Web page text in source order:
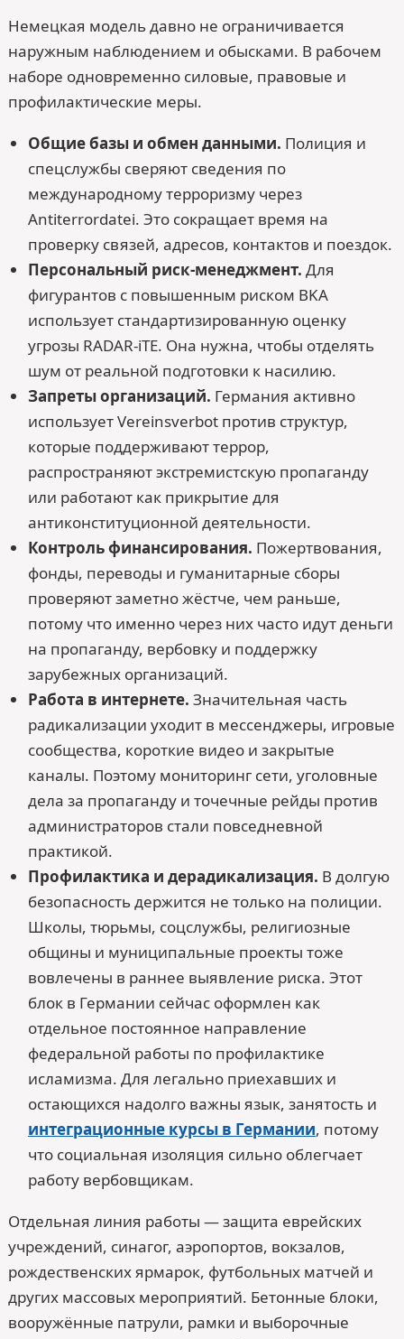
Немецкая модель давно не ограничивается
наружным наблюдением и обысками. В рабочем
наборе одновременно силовые, правовые и
профилактические меры.
Общие базы и обмен данными. Полиция и
спецслужбы сверяют сведения по
международному терроризму через
Antiterrordatei. Это сокращает время на
проверку связей, адресов, контактов и поездок.
Персональный риск-менеджмент. Для
фигурантов с повышенным риском BKA
использует стандартизированную оценку
угрозы RADAR-iTE. Она нужна, чтобы отделять
шум от реальной подготовки к насилию.
Запреты организаций. Германия активно
использует Vereinsverbot против структур,
которые поддерживают террор,
распространяют экстремистскую пропаганду
или работают как прикрытие для
антиконституционной деятельности.
Контроль финансирования. Пожертвования,
фонды, переводы и гуманитарные сборы
проверяют заметно жёстче, чем раньше,
потому что именно через них часто идут деньги
на пропаганду, вербовку и поддержку
зарубежных организаций.
Работа в интернете. Значительная часть
радикализации уходит в мессенджеры, игровые
сообщества, короткие видео и закрытые
каналы. Поэтому мониторинг сети, уголовные
дела за пропаганду и точечные рейды против
администраторов стали повседневной
практикой.
Профилактика и дерадикализация. В долгую
безопасность держится не только на полиции.
Школы, тюрьмы, соцслужбы, религиозные
общины и муниципальные проекты тоже
вовлечены в раннее выявление риска. Этот
блок в Германии сейчас оформлен как
отдельное постоянное направление
федеральной работы по профилактике
исламизма. Для легально приехавших и
остающихся надолго важны язык, занятость и
интеграционные курсы в Германии, потому
что социальная изоляция сильно облегчает
работу вербовщикам.
Отдельная линия работы — защита еврейских
учреждений, синагог, аэропортов, вокзалов,
рождественских ярмарок, футбольных матчей и
других массовых мероприятий. Бетонные блоки,
вооружённые патрули, рамки и выборочные